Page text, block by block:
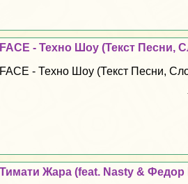
FACE - Техно Шоу (Текст Песни,
FACE - Техно Шоу (Текст Песни,
Тимати Жара (feat. Nasty & Федор